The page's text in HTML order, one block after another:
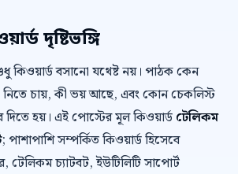
দৃষ্টিভঙ্গি
কিওয়ার্ড বসানো যথেষ্ট নয়। পাঠক কেন
নিতে চায়, কী ভয় আছে, এবং কোন চেকলিস্ট
হয়। এই পোস্টের মূল কিওয়ার্ড টেলিকম
; পাশাপাশি সম্পর্কিত কিওয়ার্ড হিসেবে
চ্যাটবট, ইউটিলিটি সাপোর্ট